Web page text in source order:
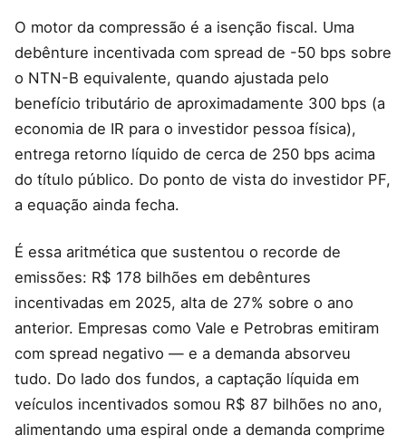
O motor da compressão é a isenção fiscal. Uma
debênture incentivada com spread de -50 bps sobre
o NTN-B equivalente, quando ajustada pelo
benefício tributário de aproximadamente 300 bps (a
economia de IR para o investidor pessoa física),
entrega retorno líquido de cerca de 250 bps acima
do título público. Do ponto de vista do investidor PF,
a equação ainda fecha.
É essa aritmética que sustentou o recorde de
emissões: R$ 178 bilhões em debêntures
incentivadas em 2025, alta de 27% sobre o ano
anterior. Empresas como Vale e Petrobras emitiram
com spread negativo — e a demanda absorveu
tudo. Do lado dos fundos, a captação líquida em
veículos incentivados somou R$ 87 bilhões no ano,
alimentando uma espiral onde a demanda comprime